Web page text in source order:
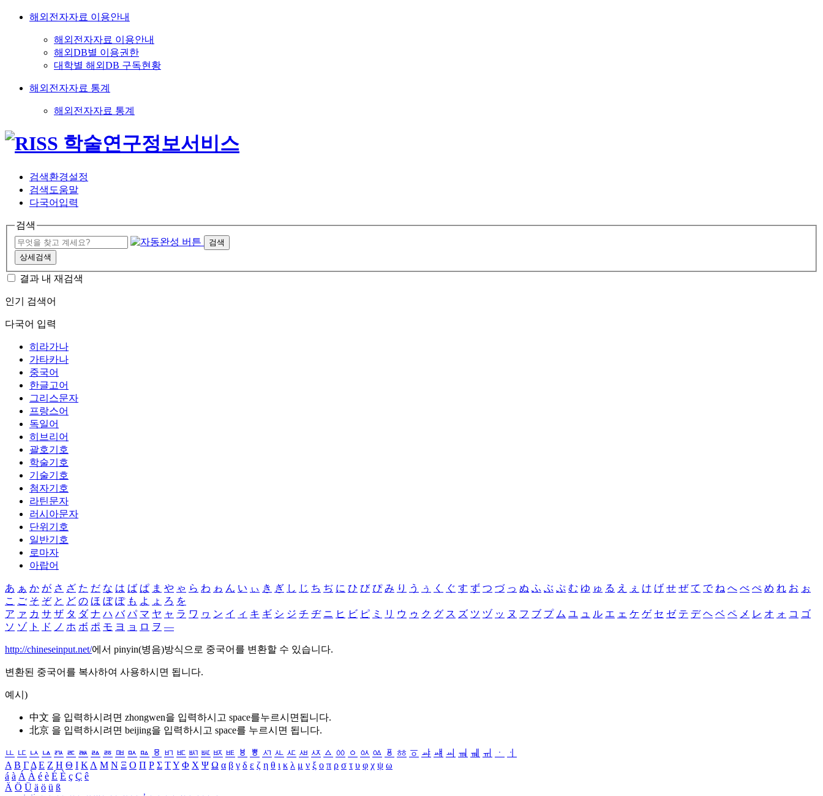
해외전자자료 이용안내
해외전자자료 이용안내
해외DB별 이용권한
대학별 해외DB 구독현황
해외전자자료 통계
해외전자자료 통계
검색환경설정
검색도움말
다국어입력
검색
검색
상세검색
결과 내 재검색
인기 검색어
다국어 입력
히라가나
가타카나
중국어
한글고어
그리스문자
프랑스어
독일어
히브리어
괄호기호
학술기호
기술기호
첨자기호
라틴문자
러시아문자
단위기호
일반기호
로마자
아랍어
あ ぁ か が さ ざ た だ な は ば ぱ ま や ゃ ら わ ゎ ん い ぃ き ぎ し じ ち ぢ に ひ び ぴ み り う ぅ く ぐ す ず つ づ っ ぬ ふ ぶ ぷ む ゆ ゅ る え ぇ け げ せ ぜ て で ね へ べ ぺ め れ お ぉ
こ ご そ ぞ と ど の ほ ぼ ぽ も よ ょ ろ を
ア ァ カ サ ザ タ ダ ナ ハ バ パ マ ヤ ャ ラ ワ ヮ ン イ ィ キ ギ シ ジ チ ヂ ニ ヒ ビ ピ ミ リ ウ ゥ ク グ ス ズ ツ ヅ ッ ヌ フ ブ プ ム ユ ュ ル エ ェ ケ ゲ セ ゼ テ デ ヘ ベ ペ メ レ オ ォ コ ゴ
ソ ゾ ト ド ノ ホ ボ ポ モ ヨ ョ ロ ヲ ―
http://chineseinput.net/에서 pinyin(병음)방식으로 중국어를 변환할 수 있습니다.
변환된 중국어를 복사하여 사용하시면 됩니다.
예시)
中文 을 입력하시려면 zhongwen을 입력하시고 space를누르시면됩니다.
北京 을 입력하시려면 beijing을 입력하시고 space를 누르시면 됩니다.
ㅥ ㅦ ㅧ ㅨ ㅩ ㅪ ㅫ ㅬ ㅭ ㅮ ㅯ ㅰ ㅱ ㅲ ㅳ ㅴ ㅵ ㅶ ㅷ ㅸ ㅹ ㅺ ㅻ ㅼ ㅽ ㅾ ㅿ ㆀ ㆁ ㆂ ㆃ ㆄ ㆅ ㆆ ㆇ ㆈ ㆉ ㆊ ㆋ ㆌ ㆍ
ㆎ
Α Β ΓΔ Ε Ζ Η Θ Ι ΚΛ Μ Ν Ξ Ο Π Ρ Σ ΤΥ Φ Χ Ψ Ω α β γ δ ε ζ η θ ι κ λ μ ν ξ ο π ρ σ τ υ φ χ ψ ω
á à Á À é è É È ç Ç ê
Ä Ö Ü ä ö ü ß